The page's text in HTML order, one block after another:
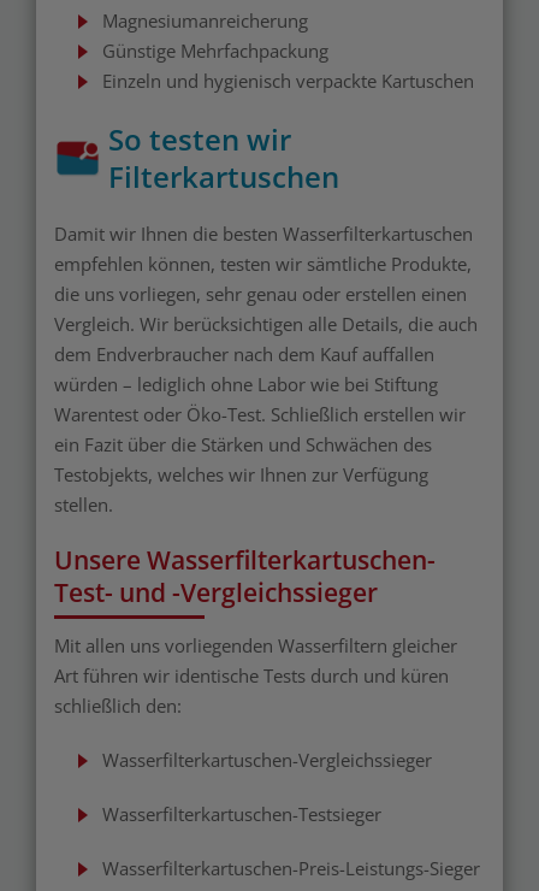
Magnesiumanreicherung
Günstige Mehrfachpackung
Einzeln und hygienisch verpackte Kartuschen
So testen wir
Filterkartuschen
Damit wir Ihnen die besten Wasserfilterkartuschen
empfehlen können, testen wir sämtliche Produkte,
die uns vorliegen, sehr genau oder erstellen einen
Vergleich. Wir berücksichtigen alle Details, die auch
dem Endverbraucher nach dem Kauf auffallen
würden – lediglich ohne Labor wie bei Stiftung
Warentest oder Öko-Test. Schließlich erstellen wir
ein Fazit über die Stärken und Schwächen des
Testobjekts, welches wir Ihnen zur Verfügung
stellen.
Unsere Wasserfilterkartuschen-
Test- und -Vergleichssieger
Mit allen uns vorliegenden Wasserfiltern gleicher
Art führen wir identische Tests durch und küren
schließlich den:
Wasserfilterkartuschen-Vergleichssieger
Wasserfilterkartuschen-Testsieger
Wasserfilterkartuschen-Preis-Leistungs-Sieger